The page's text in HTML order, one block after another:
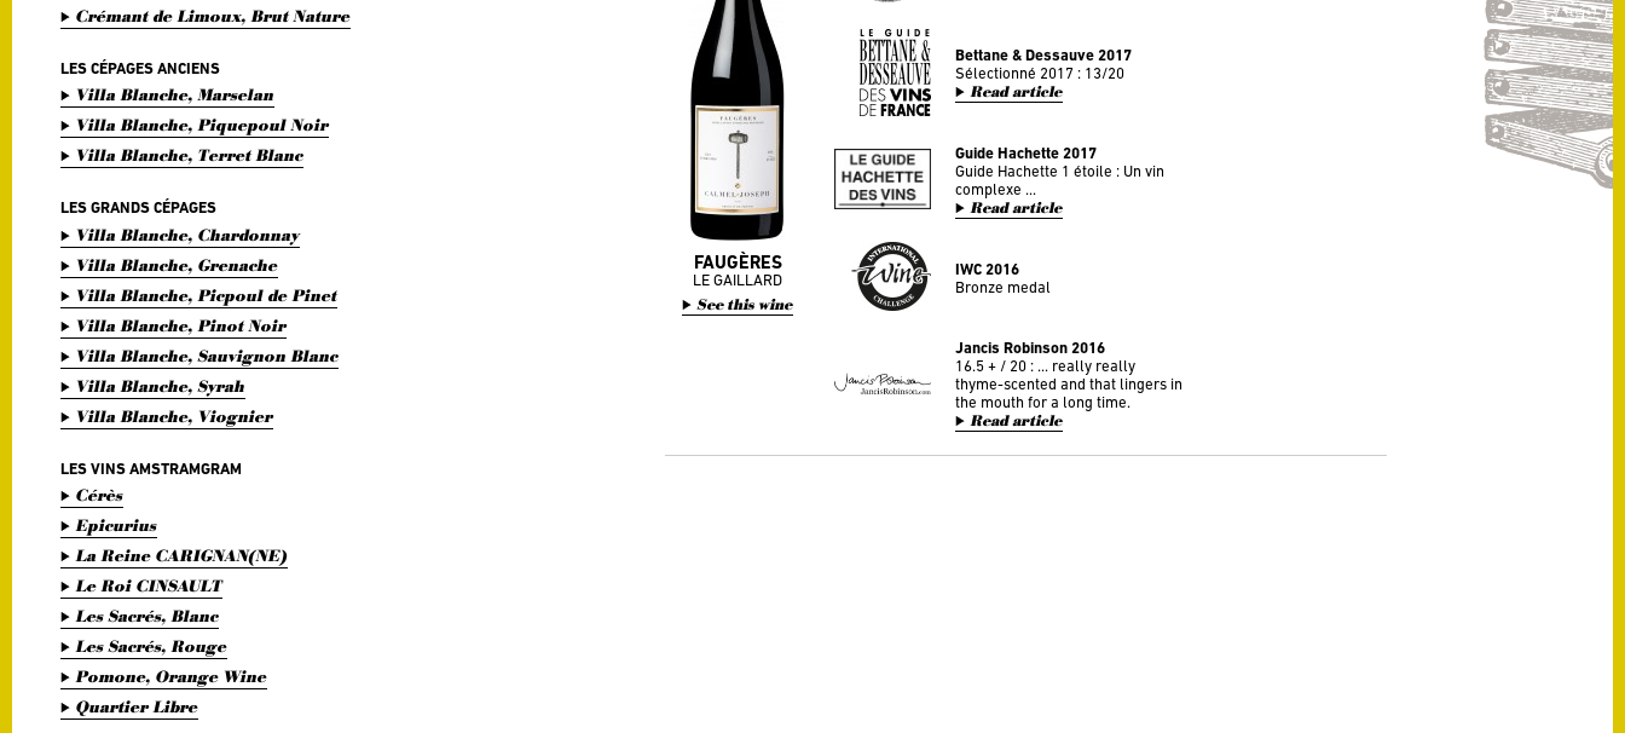
Crémant de Limoux, Brut Nature
LES CÉPAGES ANCIENS
Villa Blanche, Marselan
Villa Blanche, Piquepoul Noir
Villa Blanche, Terret Blanc
LES GRANDS CÉPAGES
Villa Blanche, Chardonnay
Villa Blanche, Grenache
Villa Blanche, Picpoul de Pinet
Villa Blanche, Pinot Noir
Villa Blanche, Sauvignon Blanc
Villa Blanche, Syrah
Villa Blanche, Viognier
LES VINS AMSTRAMGRAM
Cérès
Epicurius
La Reine CARIGNAN(NE)
Le Roi CINSAULT
Les Sacrés, Blanc
Les Sacrés, Rouge
Pomone, Orange Wine
Quartier Libre
FAUGÈRES
LE GAILLARD
See this wine
Bettane & Dessauve 2017
Sélectionné 2017 : 13/20
Read article
Guide Hachette 2017
Guide Hachette 1 étoile : Un vin
complexe ...
Read article
IWC 2016
Bronze medal
Jancis Robinson 2016
16.5 + / 20 : ... really really
thyme-scented and that lingers in
the mouth for a long time.
Read article